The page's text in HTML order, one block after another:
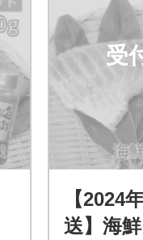
受
【2024
送】海